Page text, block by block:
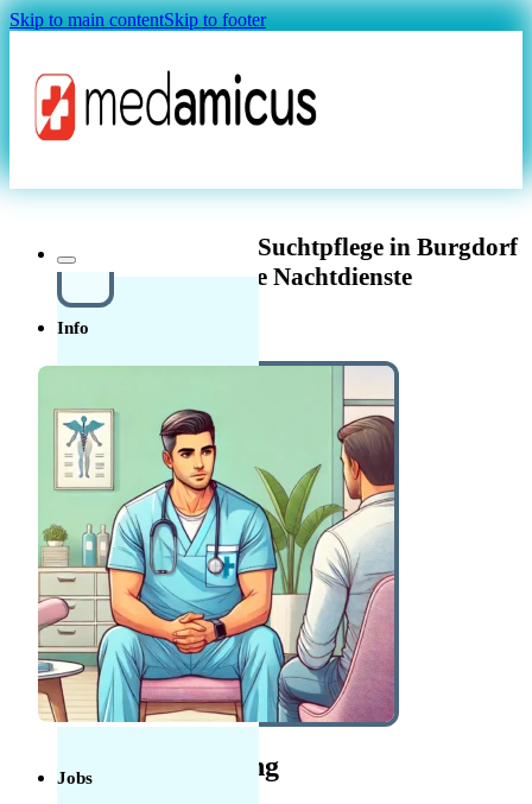
Skip to main contentSkip to footer
MAGAZIN
Magazin
Quellensteuer Lohnrechner
Herausforderungen als Pflegekraft in der
ist — und was nicht
Info
Schweiz in der Pflege
arbeiten
Ratgeber
KrankenkasseLeitfaden
Start in der Schweiz
Anerkennung
Mebeko Anerkennung
für ÄrzteDiplom-
Anerkennung für
Fachkräfte
Jobs
Pflegefachfrau/-mann Suchtpflege in Burgdorf
100% – keine Nachtdienste
Stellenbeschreibung